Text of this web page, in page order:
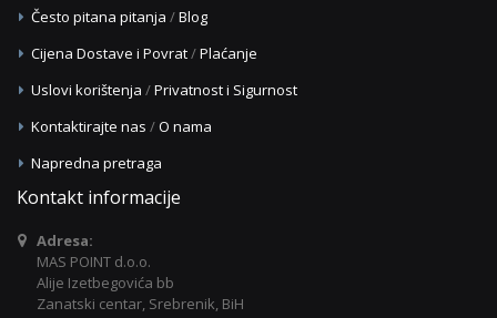
Često pitana pitanja /Blog
Cijena Dostave i Povrat/Plaćanje
Uslovi korištenja /Privatnost i Sigurnost
Kontaktirajte nas /O nama
Napredna pretraga
Kontakt informacije
Adresa:
MAS POINT d.o.o.
Alije Izetbegovića bb
Zanatski centar, Srebrenik, BiH